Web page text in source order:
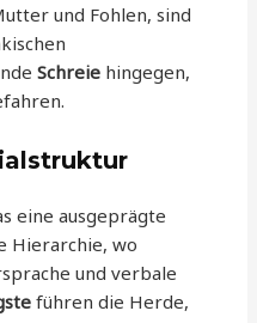
und Fohlen, sind
Schreie hingegen,
eine ausgeprägte
Hierarchie, wo
und verbale
führen die Herde,